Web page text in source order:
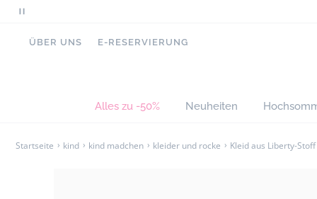
Scrollende
Nachrichten
anhalten
ÜBER UNS E-RESERVIERUNG
Alles zu -50% Neuheiten
Startseite kind kind madchen kleider und rocke Kleid aus Liberty-Stoff
Gürtel aus rotem Grosgrain, der die Taille
Volumen zu strukturieren, und hat eine
-Kleid aus 100 % Baumwolle
-Taillengürtel aus Grosgrain